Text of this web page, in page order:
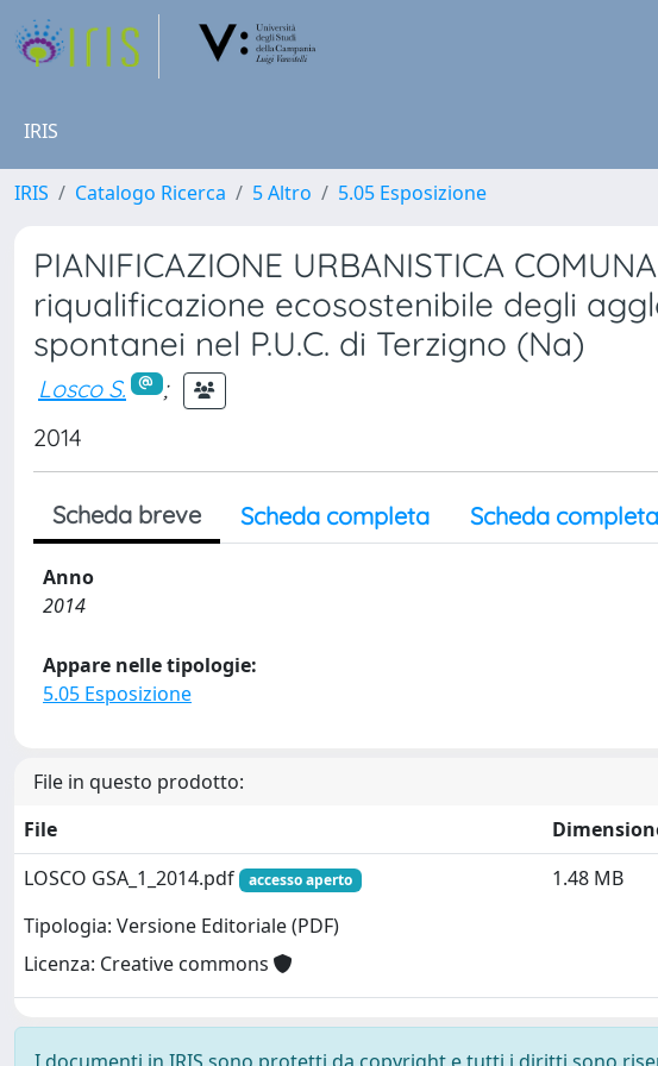
IRIS
IRIS Catalogo Ricerca 5 Altro 5.05 Esposizione
PIANIFICAZIONE URBANISTICA
riqualificazione ecosostenibile degli
spontanei nel P.U.C. di Terzigno (Na)
Losco S.
;
2014
Scheda breve Scheda completa Scheda
Anno
2014
Appare nelle tipologie:
5.05 Esposizione
File in questo prodotto:
File
LOSCO GSA_1_2014.pdf
accesso aperto
Tipologia: Versione Editoriale (PDF)
Licenza: Creative commons
1.48 MB